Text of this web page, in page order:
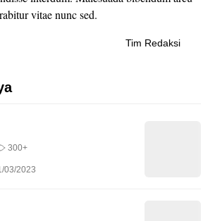
vitae nunc sed.
Tim Redaksi
300+
03/2023